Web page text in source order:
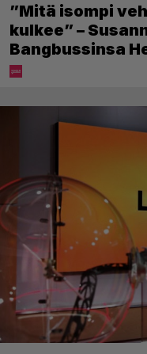
”Mitä isompi
kulkee” –
Bangbussinsa